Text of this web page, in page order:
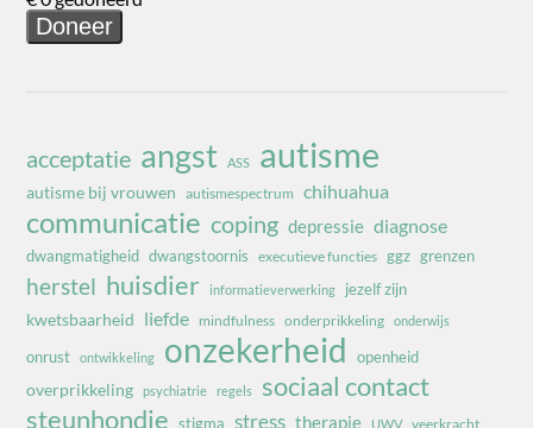
acceptatie angst ASS autisme
autisme bij vrouwen autismespectrum chihuahua
communicatie coping depressie diagnose
dwangmatigheid dwangstoornis executieve functies ggz grenzen
herstel huisdier informatieverwerking jezelf zijn
kwetsbaarheid liefde mindfulness onderprikkeling onderwijs
onrust ontwikkeling onzekerheid openheid
overprikkeling psychiatrie regels
sociaal contact
steunhondje stigma stress therapie UWV veerkracht